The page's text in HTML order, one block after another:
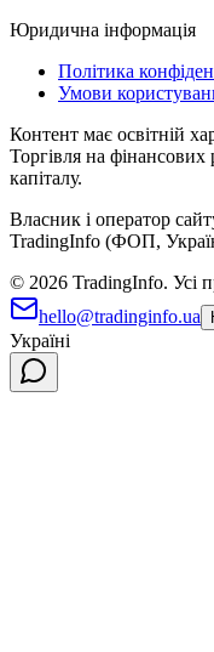
Юридична інформація
Політика
Умови
Контент має освітній
Торгівля на фінансових
капіталу.
Власник і оператор
TradingInfo (ФОП,
© 2026 TradingInfo. Усі
hello@tradinginfo.ua
Україні